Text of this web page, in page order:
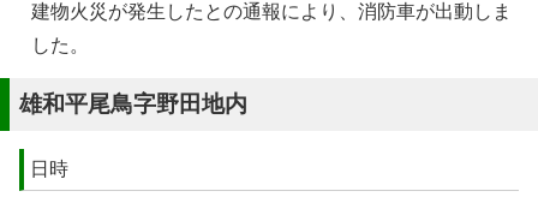
建物火災が発生したとの通報により、消防車が出動しま
した。
雄和平尾鳥字野田地内
日時